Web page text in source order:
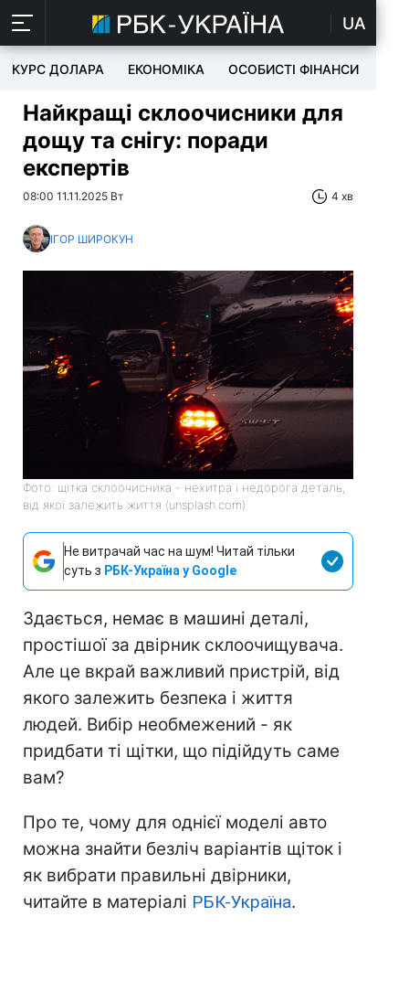
UA
КУРС ДОЛАРА ЕКОНОМІКА ОСОБИСТІ ФІНАНСИ
Найкращі склоочисники для
дощу та снігу: поради
експертів
08:00 11.11.2025 Вт 4 хв
ІГОР ШИРОКУН
Фото: щітка склоочисника - нехитра і недорога деталь,
від якої залежить життя (unsplash.com)
Не витрачай час на шум! Читай тільки
суть з РБК-Україна у Google
Здається, немає в машині деталі,
простішої за двірник склоочищувача.
Але це вкрай важливий пристрій, від
якого залежить безпека і життя
людей. Вибір необмежений - як
придбати ті щітки, що підійдуть саме
вам?
Про те, чому для однієї моделі авто
можна знайти безліч варіантів щіток і
як вибрати правильні двірники,
читайте в матеріалі РБК-Україна.